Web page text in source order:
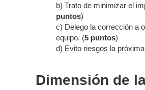
b) Trato de minimizar el
puntos)
c) Delego la corrección a
equipo. (5 puntos)
d) Evito riesgos la
Dimensión de